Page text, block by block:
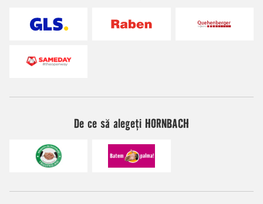
De ce să alegeți HORNBACH